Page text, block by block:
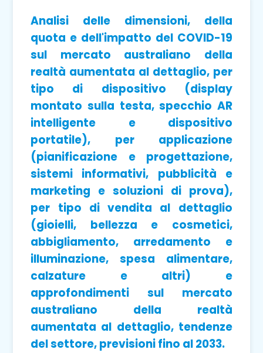
Analisi delle dimensioni, della
quota e dell'impatto del COVID-19
sul mercato australiano della
realtà aumentata al dettaglio, per
tipo di dispositivo (display
montato sulla testa, specchio AR
intelligente e dispositivo
portatile), per applicazione
(pianificazione e progettazione,
sistemi informativi, pubblicità e
marketing e soluzioni di prova),
per tipo di vendita al dettaglio
(gioielli, bellezza e cosmetici,
abbigliamento, arredamento e
illuminazione, spesa alimentare,
calzature e altri) e
approfondimenti sul mercato
australiano della realtà
aumentata al dettaglio, tendenze
del settore, previsioni fino al 2033.